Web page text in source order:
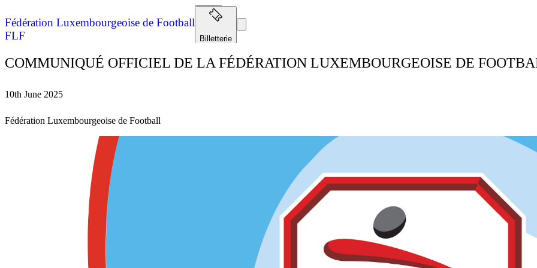
Fédération Luxembourgeoise de Football
FLF
Billetterie
COMMUNIQUÉ OFFICIEL DE LA FÉDÉRATION LUXEMBOURGEOISE DE
10th June 2025
Fédération Luxembourgeoise de Football